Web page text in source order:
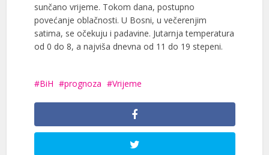
sunčano vrijeme. Tokom dana, postupno
povećanje oblačnosti. U Bosni, u večerenjim
satima, se očekuju i padavine. Jutarnja temperatura
od 0 do 8, a najviša dnevna od 11 do 19 stepeni.
BiH prognoza Vrijeme